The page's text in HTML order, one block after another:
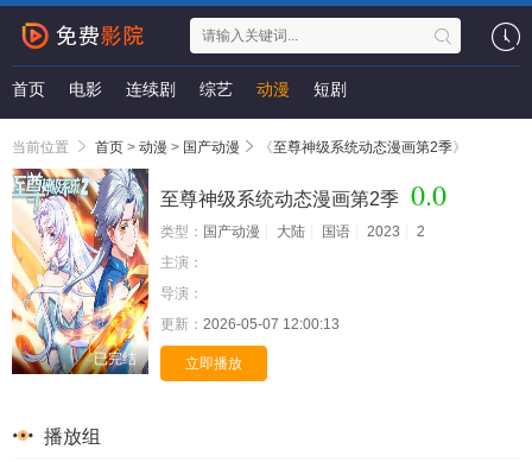
首页 电影 连续剧 综艺 动漫 短剧
当前位置 首页 > 动漫 > 国产动漫 《至尊神级系统动态漫画第2季》
已完结
至尊神级系统动态漫画第2季 0.0
类型： 国产动漫 大陆 国语 2023
2
主演：
导演：
更新： 2026-05-07 12:00:13
立即播放
播放组